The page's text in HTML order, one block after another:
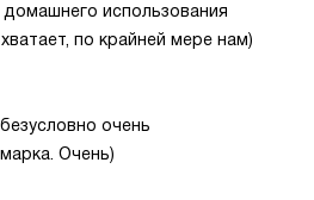
использования
по крайней мере нам)
очень
Очень)